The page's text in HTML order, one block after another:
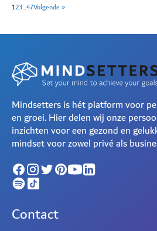
123…47Volgende »
Mindsetters is hét platform voor
en groei. Hier delen wij onze
inzichten voor een gezond en
mindset voor zowel privé als
Contact